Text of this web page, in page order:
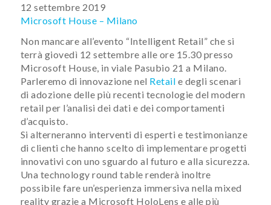
12 settembre 2019
Microsoft House – Milano
Non mancare all’evento “Intelligent Retail” che si
terrà giovedì 12 settembre alle ore 15.30 presso
Microsoft House, in viale Pasubio 21 a Milano.
Parleremo di innovazione nel Retail e degli scenari
di adozione delle più recenti tecnologie del modern
retail per l’analisi dei dati e dei comportamenti
d’acquisto.
Si alterneranno interventi di esperti e testimonianze
di clienti che hanno scelto di implementare progetti
innovativi con uno sguardo al futuro e alla sicurezza.
Una technology round table renderà inoltre
possibile fare un’esperienza immersiva nella mixed
reality grazie a Microsoft HoloLens e alle più